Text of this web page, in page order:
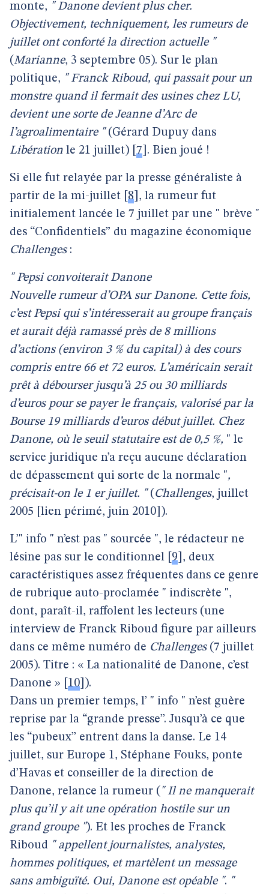
monte, " Danone devient plus cher.
Objectivement, techniquement, les rumeurs de
juillet ont conforté la direction actuelle "
(Marianne, 3 septembre 05). Sur le plan
politique, " Franck Riboud, qui passait pour un
monstre quand il fermait des usines chez LU,
devient une sorte de Jeanne d’Arc de
l’agroalimentaire "(Gérard Dupuy dans
Libération le 21 juillet) 7 . Bien joué !
Si elle fut relayée par la presse généraliste à
partir de la mi-juillet 8 , la rumeur fut
initialement lancée le 7 juillet par une " brève "
des “Confidentiels” du magazine économique
Challenges:
" Pepsi convoiterait Danone
Nouvelle rumeur d’OPA sur Danone. Cette fois,
c’est Pepsi qui s’intéresserait au groupe français
et aurait déjà ramassé près de 8 millions
d’actions (environ 3 % du capital) à des cours
compris entre 66 et 72 euros. L’américain serait
prêt à débourser jusqu’à 25 ou 30 milliards
d’euros pour se payer le français, valorisé par la
Bourse 19 milliards d’euros début juillet. Chez
Danone, où le seuil statutaire est de 0,5 %, " le
service juridique n’a reçu aucune déclaration
de dépassement qui sorte de la normale ",
précisait-on le 1 er juillet. "( Challenges, juillet
2005 [lien périmé, juin 2010]).
L’" info " n’est pas " sourcée ", le rédacteur ne
lésine pas sur le conditionnel 9 , deux
caractéristiques assez fréquentes dans ce genre
de rubrique auto-proclamée " indiscrète ",
dont, paraît-il, raffolent les lecteurs (une
interview de Franck Riboud figure par ailleurs
dans ce même numéro de Challenges(7 juillet
2005). Titre : « La nationalité de Danone, c’est
Danone »
10 ).
Dans un premier temps, l’ " info " n’est guère
reprise par la “grande presse”. Jusqu’à ce que
les “pubeux” entrent dans la danse. Le 14
juillet, sur Europe 1, Stéphane Fouks, ponte
d’Havas et conseiller de la direction de
Danone, relance la rumeur ( " Il ne manquerait
plus qu’il y ait une opération hostile sur un
grand groupe "). Et les proches de Franck
Riboud " appellent journalistes, analystes,
hommes politiques, et martèlent un message
sans ambiguïté. Oui, Danone est opéable ". "